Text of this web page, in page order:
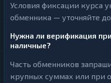
Условия фиксации курса
обменника — уточняйте
Нужна ли верификация
наличные?
Часть обменников
крупных суммах или при